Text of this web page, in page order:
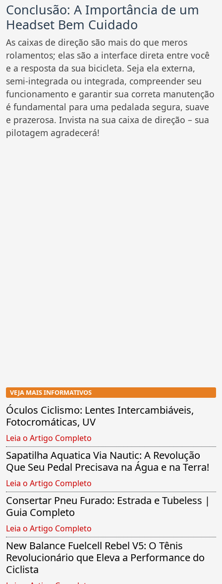
Conclusão: A Importância de um
Headset Bem Cuidado
As caixas de direção são mais do que meros
rolamentos; elas são a interface direta entre você
e a resposta da sua bicicleta. Seja ela externa,
semi-integrada ou integrada, compreender seu
funcionamento e garantir sua correta manutenção
é fundamental para uma pedalada segura, suave
e prazerosa. Invista na sua caixa de direção – sua
pilotagem agradecerá!
VEJA MAIS INFORMATIVOS
Óculos Ciclismo: Lentes Intercambiáveis,
Fotocromáticas, UV
Leia o Artigo Completo
Sapatilha Aquatica Via Nautic: A Revolução
Que Seu Pedal Precisava na Água e na Terra!
Leia o Artigo Completo
Consertar Pneu Furado: Estrada e Tubeless |
Guia Completo
Leia o Artigo Completo
New Balance Fuelcell Rebel V5: O Tênis
Revolucionário que Eleva a Performance do
Ciclista